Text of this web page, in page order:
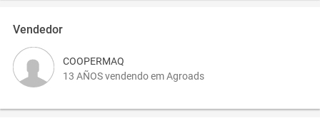
Vendedor
COOPERMAQ
13 AÑOS vendendo em Agroads